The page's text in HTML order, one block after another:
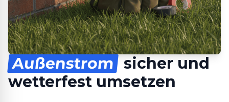
Außenstrom sicher und
wetterfest umsetzen